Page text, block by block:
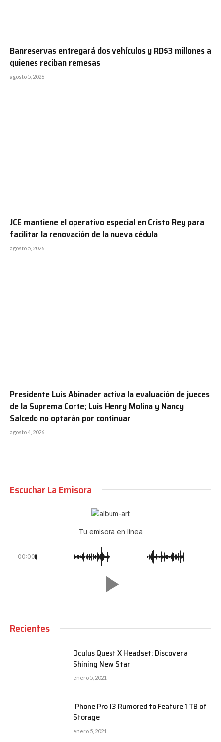
Banreservas entregará dos vehículos y RD$3 millones a
quienes reciban remesas
agosto 5, 2026
JCE mantiene el operativo especial en Cristo Rey para
facilitar la renovación de la nueva cédula
agosto 5, 2026
Presidente Luis Abinader activa la evaluación de jueces
de la Suprema Corte; Luis Henry Molina y Nancy
Salcedo no optarán por continuar
agosto 4, 2026
Escuchar La Emisora
Tu emisora en linea
00:00
Recientes
Oculus Quest X Headset: Discover a
Shining New Star
enero 5, 2021
iPhone Pro 13 Rumored to Feature 1 TB of
Storage
enero 5, 2021